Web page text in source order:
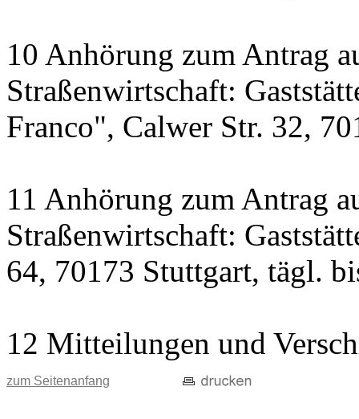
10 Anhörung zum Antrag
Straßenwirtschaft:
Franco", Calwer Str. 32,
11 Anhörung zum Antrag
Straßenwirtschaft:
64, 70173 Stuttgart, tägl.
12 Mitteilungen und
zum Seitenanfang